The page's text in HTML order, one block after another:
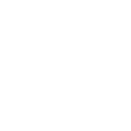
dati visiti la nostra